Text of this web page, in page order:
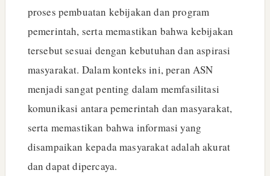
proses pembuatan kebijakan dan program
pemerintah, serta memastikan bahwa kebijakan
tersebut sesuai dengan kebutuhan dan aspirasi
masyarakat. Dalam konteks ini, peran ASN
menjadi sangat penting dalam memfasilitasi
komunikasi antara pemerintah dan masyarakat,
serta memastikan bahwa informasi yang
disampaikan kepada masyarakat adalah akurat
dan dapat dipercaya.